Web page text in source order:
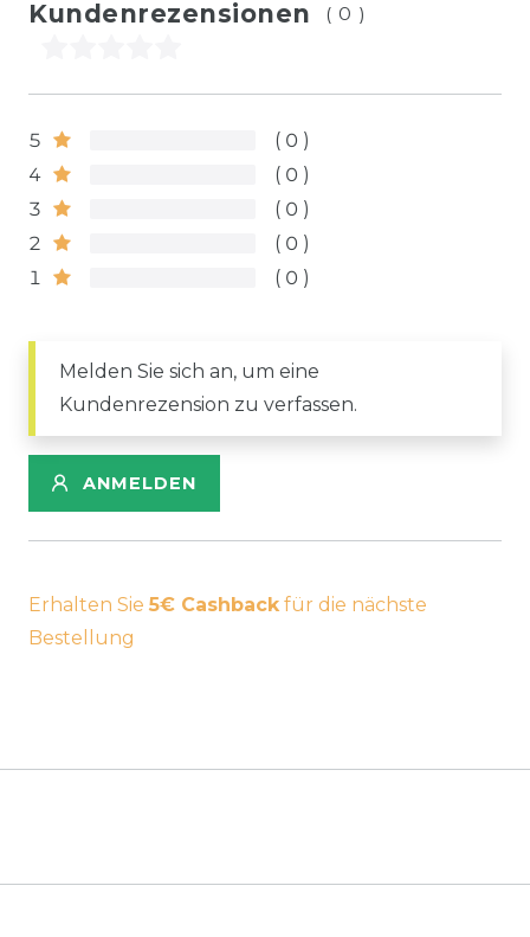
Kundenrezensionen (0)
5
0
4
0
3
0
2
0
1
0
Melden Sie sich an, um eine
Kundenrezension zu verfassen.
ANMELDEN
Erhalten Sie 5€ Cashbackfür die nächste
Bestellung